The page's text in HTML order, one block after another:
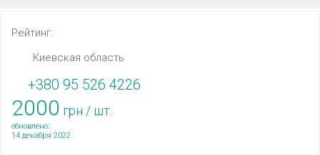
Рейтинг:
Киевская область
+380 95 526 4226
2000 грн / шт.
обновлено:
14 декабря 2022